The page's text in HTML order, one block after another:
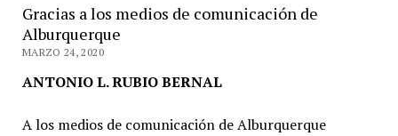
Gracias a los medios de comunicación de
Alburquerque
MARZO 24, 2020
ANTONIO L. RUBIO BERNAL
A los medios de comunicación de Alburquerque